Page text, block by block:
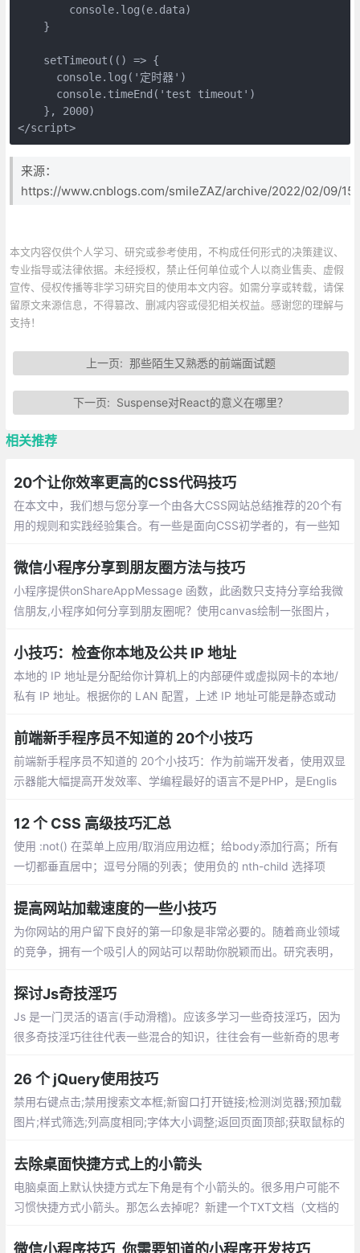
        console.log(e.data)
    }
    setTimeout(() => {
      console.log('定时器')
      console.timeEnd('test timeout')
    }, 2000)
</script>
来源：
https://www.cnblogs.com/smileZAZ/archive/2022/02/09/
本文内容仅供个人学习、研究或参考使用，不构成任何形式的决策建议、
专业指导或法律依据。未经授权，禁止任何单位或个人以商业售卖、虚假
宣传、侵权传播等非学习研究目的使用本文内容。如需分享或转载，请保
留原文来源信息，不得篡改、删减内容或侵犯相关权益。感谢您的理解与
支持！
上一页: 那些陌生又熟悉的前端面试题
下一页: Suspense对React的意义在哪里？
相关推荐
20个让你效率更高的CSS代码技巧
在本文中，我们想与您分享一个由各大CSS网站总结推荐的20个有
用的规则和实践经验集合。有一些是面向CSS初学者的，有一些知
知识
微信小程序分享到朋友圈方法与技巧
小程序提供onShareAppMessage 函数，此函数只支持分享给我微
信朋友,小程序如何分享到朋友圈呢？使用canvas绘制一张图片，
小技巧：检查你本地及公共 IP 地址
本地的 IP 地址是分配给你计算机上的内部硬件或虚拟网卡的本地/
私有 IP 地址。根据你的 LAN 配置，上述 IP 地址可能是静态或动
的公共/外部 IP 地址。
前端新手程序员不知道的 20个小技巧
前端新手程序员不知道的 20个小技巧：作为前端开发者，使用双显
示器能大幅提高开发效率、学编程最好的语言不是PHP，是Englis
gle一下、把觉得不靠谱的需求放到最后做，很可能到时候需求就变
了...
12 个 CSS 高级技巧汇总
使用 :not() 在菜单上应用/取消应用边框；给body添加行高；所有
一切都垂直居中；逗号分隔的列表；使用负的 nth-child 选择项
ght；继承 box-sizing
提高网站加载速度的一些小技巧
为你网站的用户留下良好的第一印象是非常必要的。随着商业领域
的竞争，拥有一个吸引人的网站可以帮助你脱颖而出。研究表明，
探讨Js奇技淫巧
Js 是一门灵活的语言(手动滑稽)。应该多学习一些奇技淫巧，因为
很多奇技淫巧往往代表一些混合的知识，往往会有一些新奇的思考
26 个 jQuery使用技巧
禁用右键点击;禁用搜索文本框;新窗口打开链接;检测浏览器;预加载
图片;样式筛选;列高度相同;字体大小调整;返回页面顶部;获取鼠标的
去除桌面快捷方式上的小箭头
电脑桌面上默认快捷方式左下角是有个小箭
头的。很多用户可能不习惯快捷方式小箭
档的名称自己顺便命名即可），然后把下面
微信小程序技巧_你需要知道的小程序开发技巧